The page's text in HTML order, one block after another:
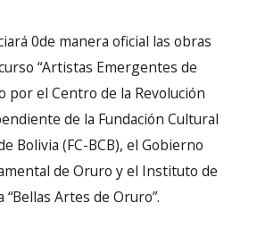
0de manera oficial las obras
“Artistas Emergentes de
por el Centro de la Revolución
de la Fundación Cultural
Bolivia (FC-BCB), el Gobierno
de Oruro y el Instituto de
Artes de Oruro”.